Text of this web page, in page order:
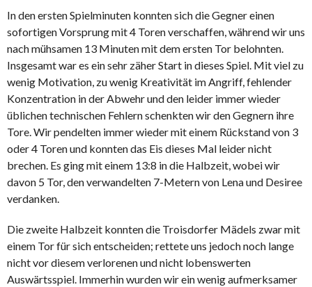
In den ersten Spielminuten konnten sich die Gegner einen
sofortigen Vorsprung mit 4 Toren verschaffen, während wir uns
nach mühsamen 13 Minuten mit dem ersten Tor belohnten.
Insgesamt war es ein sehr zäher Start in dieses Spiel. Mit viel zu
wenig Motivation, zu wenig Kreativität im Angriff, fehlender
Konzentration in der Abwehr und den leider immer wieder
üblichen technischen Fehlern schenkten wir den Gegnern ihre
Tore. Wir pendelten immer wieder mit einem Rückstand von 3
oder 4 Toren und konnten das Eis dieses Mal leider nicht
brechen. Es ging mit einem 13:8 in die Halbzeit, wobei wir
davon 5 Tor, den verwandelten 7-Metern von Lena und Desiree
verdanken.
Die zweite Halbzeit konnten die Troisdorfer Mädels zwar mit
einem Tor für sich entscheiden; rettete uns jedoch noch lange
nicht vor diesem verlorenen und nicht lobenswerten
Auswärtsspiel. Immerhin wurden wir ein wenig aufmerksamer